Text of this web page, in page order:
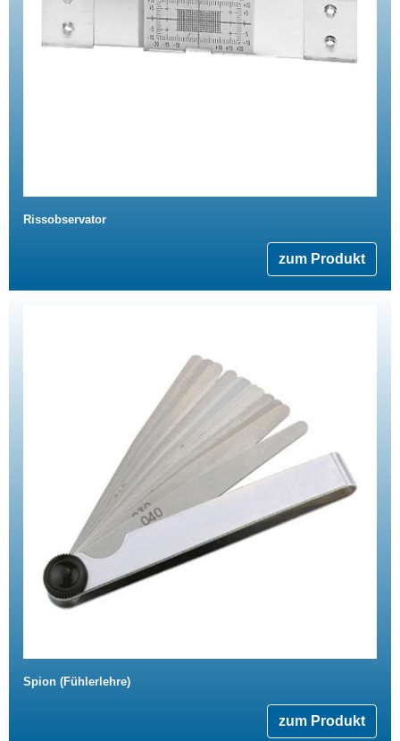
Rissobservator
zum Produkt
Spion (Fühlerlehre)
zum Produkt